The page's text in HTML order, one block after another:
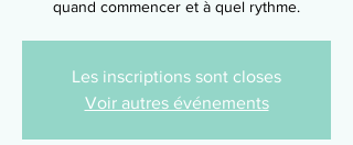
quand commencer et à quel rythme.
Les inscriptions sont closes
Voir autres événements